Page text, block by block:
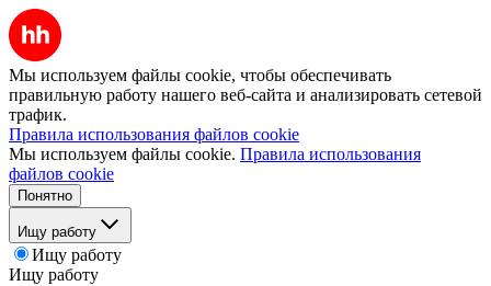
Мы используем файлы cookie, чтобы обеспечивать
правильную работу нашего веб-сайта и анализировать сетевой
трафик.
Правила использования файлов cookie
Мы используем файлы cookie. Правила использования
файлов cookie
Понятно
Ищу работу
Ищу работу
Ищу работу